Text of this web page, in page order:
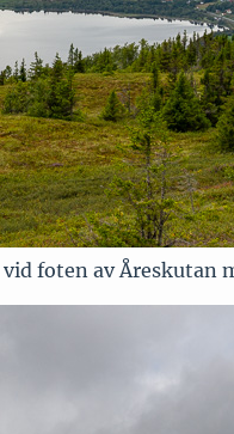
foten av Åreskutan